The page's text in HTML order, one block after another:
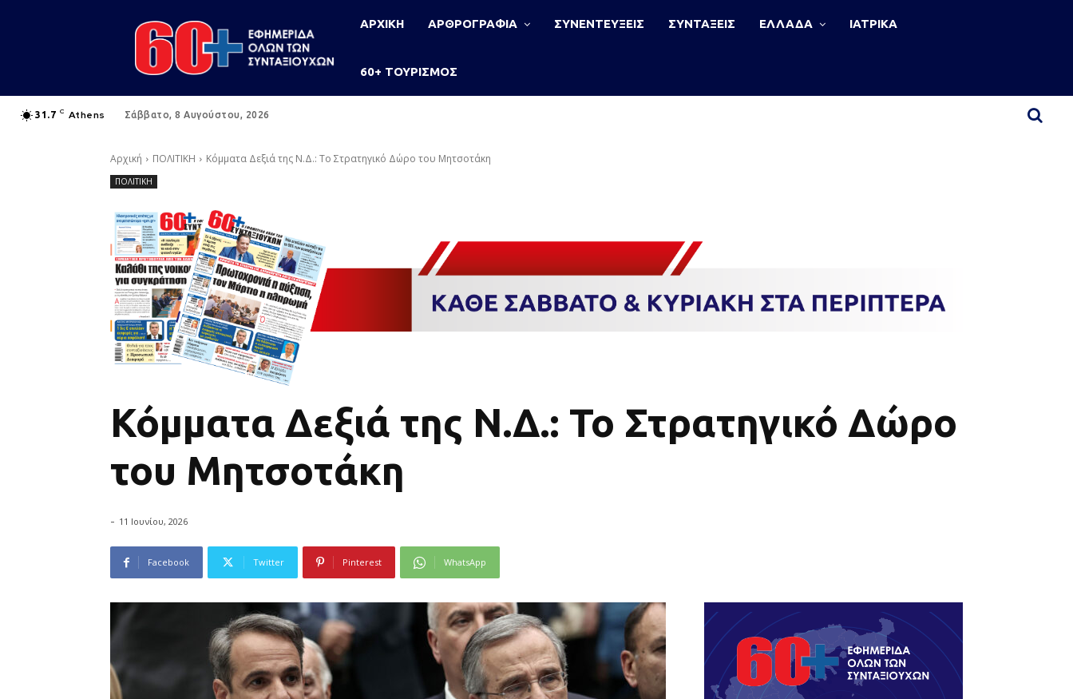
ΑΡΧΙΚΗ ΑΡΘΡΟΓΡΑΦΙΑ ΣΥΝΕΝΤΕΥΞΕΙΣ ΣΥΝΤΑΞΕΙΣ ΕΛΛΑΔΑ ΙΑΤΡΙΚΑ
60+ ΤΟΥΡΙΣΜΟΣ
31.7 C Athens Σάββατο, 8 Αυγούστου, 2026
Αρχική ΠΟΛΙΤΙΚΗ Κόμματα Δεξιά της Ν.Δ.: Το Στρατηγικό Δώρο του Μητσοτάκη
ΠΟΛΙΤΙΚΗ
Κόμματα Δεξιά της Ν.Δ.: Το Στρατηγικό Δώρο
του Μητσοτάκη
- 11 Ιουνίου, 2026
Facebook Twitter Pinterest WhatsApp